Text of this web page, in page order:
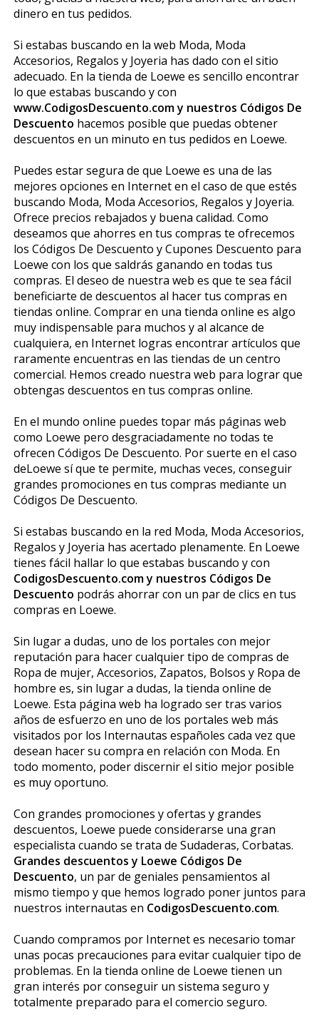
dinero en tus pedidos.
Si estabas buscando en la web Moda, Moda
Accesorios, Regalos y Joyeria has dado con el sitio
adecuado. En la tienda de Loewe es sencillo encontrar
lo que estabas buscando y con
www.CodigosDescuento.com y nuestros Códigos De
Descuento hacemos posible que puedas obtener
descuentos en un minuto en tus pedidos en Loewe.
Puedes estar segura de que Loewe es una de las
mejores opciones en Internet en el caso de que estés
buscando Moda, Moda Accesorios, Regalos y Joyeria.
Ofrece precios rebajados y buena calidad. Como
deseamos que ahorres en tus compras te ofrecemos
los Códigos De Descuento y Cupones Descuento para
Loewe con los que saldrás ganando en todas tus
compras. El deseo de nuestra web es que te sea fácil
beneficiarte de descuentos al hacer tus compras en
tiendas online. Comprar en una tienda online es algo
muy indispensable para muchos y al alcance de
cualquiera, en Internet logras encontrar artículos que
raramente encuentras en las tiendas de un centro
comercial. Hemos creado nuestra web para lograr que
obtengas descuentos en tus compras online.
En el mundo online puedes topar más páginas web
como Loewe pero desgraciadamente no todas te
ofrecen Códigos De Descuento. Por suerte en el caso
deLoewe sí que te permite, muchas veces, conseguir
grandes promociones en tus compras mediante un
Códigos De Descuento.
Si estabas buscando en la red Moda, Moda Accesorios,
Regalos y Joyeria has acertado plenamente. En Loewe
tienes fácil hallar lo que estabas buscando y con
CodigosDescuento.com y nuestros Códigos De
Descuento podrás ahorrar con un par de clics en tus
compras en Loewe.
Sin lugar a dudas, uno de los portales con mejor
reputación para hacer cualquier tipo de compras de
Ropa de mujer, Accesorios, Zapatos, Bolsos y Ropa de
hombre es, sin lugar a dudas, la tienda online de
Loewe. Esta página web ha logrado ser tras varios
años de esfuerzo en uno de los portales web más
visitados por los Internautas españoles cada vez que
desean hacer su compra en relación con Moda. En
todo momento, poder discernir el sitio mejor posible
es muy oportuno.
Con grandes promociones y ofertas y grandes
descuentos, Loewe puede considerarse una gran
especialista cuando se trata de Sudaderas, Corbatas.
Grandes descuentos y Loewe Códigos De
Descuento, un par de geniales pensamientos al
mismo tiempo y que hemos logrado poner juntos para
nuestros internautas en CodigosDescuento.com.
Cuando compramos por Internet es necesario tomar
unas pocas precauciones para evitar cualquier tipo de
problemas. En la tienda online de Loewe tienen un
gran interés por conseguir un sistema seguro y
totalmente preparado para el comercio seguro.